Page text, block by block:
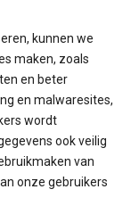
kunnen we
maken, zoals
en beter
en malwaresites,
wordt
ook veilig
van
onze gebruikers